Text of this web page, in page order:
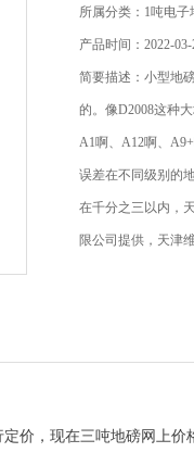
所属分类：1吨电
产品时间：2022-03-
简要描述：小型地
的。像D2008这种
A1啊、A12啊、
误差在不同级别的
在千分之三以内，
限公司提供，天津
，现在三吨地磅网上价